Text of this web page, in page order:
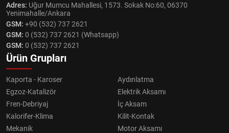
Adres: Uğur Mumcu Mahallesi, 1573. Sokak No:60, 06370
Yenimahalle/Ankara
GSM: +90 (532) 737 2621
GSM: 0 (532) 737 2621 (Whatsapp)
GSM: 0 (532) 737 2621
Ürün Grupları
Kaporta - Karoser
Aydınlatma
Egzoz-Katalizör
Elektrik Aksamı
Fren-Debriyaj
İç Aksam
Kalorifer-Klima
Kilit-Kontak
Mekanik
Motor Aksamı